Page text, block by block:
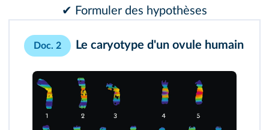
✔ Formuler des hypothèses
Doc. 2 Le caryotype d'un ovule humain